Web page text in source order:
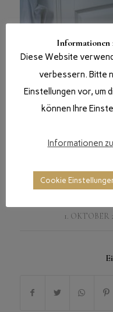
1. OKTOBER
/
Informationen
Diese Website
verbessern. Bitte
Einstellungen vor, um
können Ihre
Informationen
Cookie